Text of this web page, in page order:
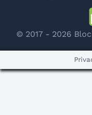
© 2017 - 2026